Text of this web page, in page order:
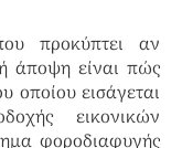
προκύπτει αν
άποψη είναι πώς
οποίου εισάγεται
εικονικών